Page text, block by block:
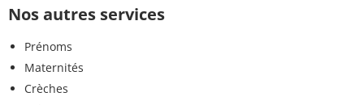
Nos autres services
Prénoms
Maternités
Crèches